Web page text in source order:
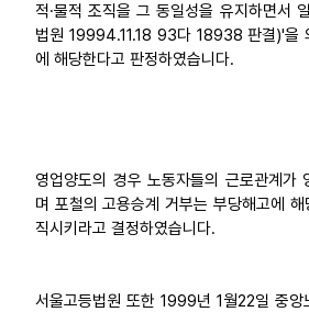
적·물적 조직을 그 동일성을 유지하면서
법원 19994.11.18 93다 18938 판결)'을
에 해당한다고 판정하였습니다.
영업양도의 경우 노동자들의 근로관계가
며 포철의 고용승계 거부는 부당해고에
직시키라고 결정하였습니다.
서울고등법원 또한 1999년 1월22일 중앙